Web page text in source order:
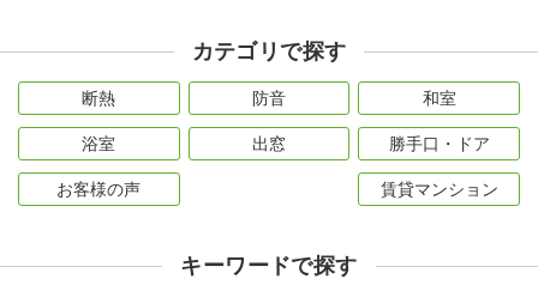
カテゴリで探す
断熱 防音 和室
浴室 出窓 勝手口・ドア
お客様の声 賃貸マンション
キーワードで探す